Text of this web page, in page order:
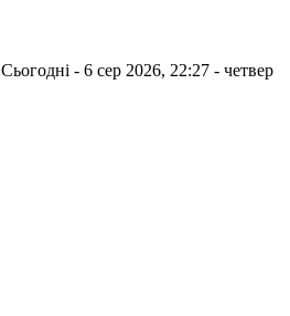
Сьогодні - 6 сер 2026, 22:27 - четвер